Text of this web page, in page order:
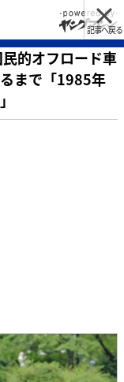
記事へ戻る
的オフロード車
まで「1985年